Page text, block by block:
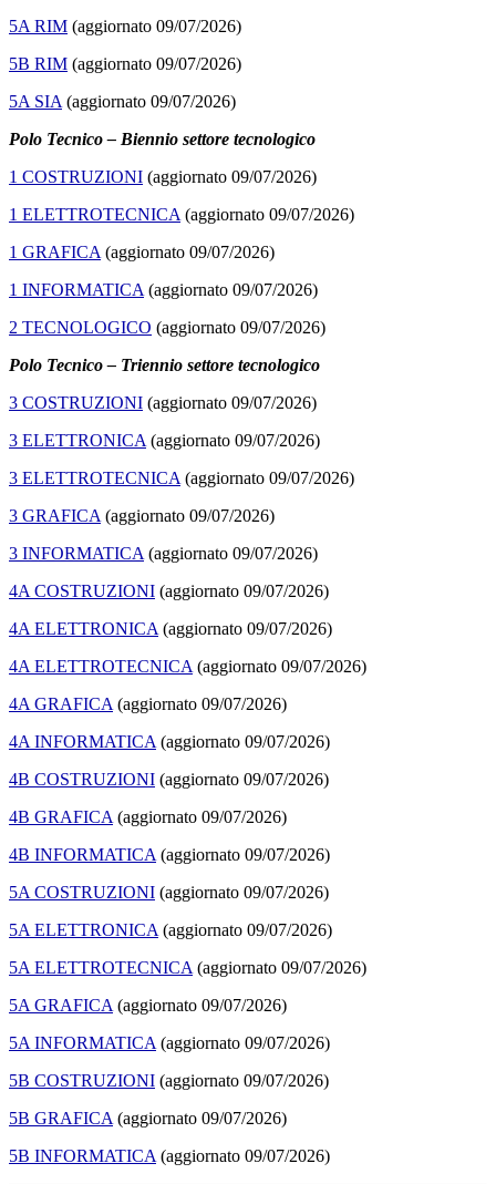
5A RIM (aggiornato 09/07/2026)
5B RIM (aggiornato 09/07/2026)
5A SIA (aggiornato 09/07/2026)
Polo Tecnico – Biennio settore tecnologico
1 COSTRUZIONI (aggiornato 09/07/2026)
1 ELETTROTECNICA (aggiornato 09/07/2026)
1 GRAFICA (aggiornato 09/07/2026)
1 INFORMATICA (aggiornato 09/07/2026)
2 TECNOLOGICO (aggiornato 09/07/2026)
Polo Tecnico – Triennio settore tecnologico
3 COSTRUZIONI (aggiornato 09/07/2026)
3 ELETTRONICA (aggiornato 09/07/2026)
3 ELETTROTECNICA (aggiornato 09/07/2026)
3 GRAFICA (aggiornato 09/07/2026)
3 INFORMATICA (aggiornato 09/07/2026)
4A COSTRUZIONI (aggiornato 09/07/2026)
4A ELETTRONICA (aggiornato 09/07/2026)
4A ELETTROTECNICA (aggiornato 09/07/2026)
4A GRAFICA (aggiornato 09/07/2026)
4A INFORMATICA (aggiornato 09/07/2026)
4B COSTRUZIONI (aggiornato 09/07/2026)
4B GRAFICA (aggiornato 09/07/2026)
4B INFORMATICA (aggiornato 09/07/2026)
5A COSTRUZIONI (aggiornato 09/07/2026)
5A ELETTRONICA (aggiornato 09/07/2026)
5A ELETTROTECNICA (aggiornato 09/07/2026)
5A GRAFICA (aggiornato 09/07/2026)
5A INFORMATICA (aggiornato 09/07/2026)
5B COSTRUZIONI (aggiornato 09/07/2026)
5B GRAFICA (aggiornato 09/07/2026)
5B INFORMATICA (aggiornato 09/07/2026)